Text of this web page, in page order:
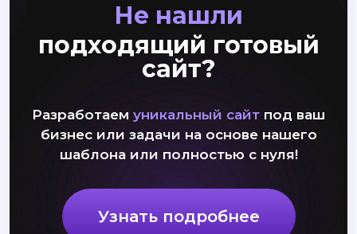
Не нашли
подходящий готовый
сайт?
Разработаем уникальный сайт под ваш
бизнес или задачи на основе нашего
шаблона или полностью с нуля!
Узнать подробнее